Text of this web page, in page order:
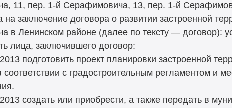
11, пер. 1-й Серафимовича, 13, пер. 1-й
заключение договора о развитии застроенной
в Ленинском районе (далее по тексту — договор):
лица, заключившего договор:
подготовить проект планировки застроенной
соответствии с градостроительным регламентом и
создать или приобрести, а также передать в